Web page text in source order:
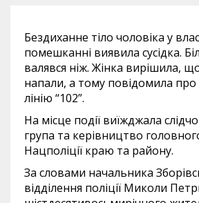
Бездиханне тіло чоловіка у
помешканні виявила сусідка.
валявся ніж. Жінка вирішила,
напали, а тому повідомила
лінію “102”.
На місце події виїжджала
група та керівництво
Нацполіції краю та району.
За словами начальника
відділення поліції Миколи